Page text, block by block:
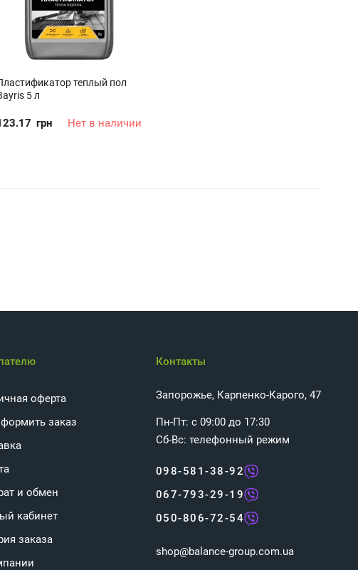
теплый пол
5 л
грн Нет в наличии
оферта
заказ
и обмен
кабинет
заказа
Контакты
Запорожье, Карпенко-Карого, 47
Пн-Пт: с 09:00 до 17:30
Сб-Вс: телефонный режим
098-581-38-92
067-793-29-19
050-806-72-54
shop@balance-group.com.ua